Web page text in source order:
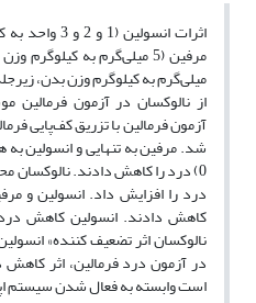
اثرات
میلی‌گرم به کیلوگرم وزن بدن،
از نالوکسان در آزمون
کاهش دادند. انسولین کاهش
نالوکسان اثر تضعیف کننده»
در آزمون درد فرمالین، اثر
است وابسته به فعال شدن سیستم